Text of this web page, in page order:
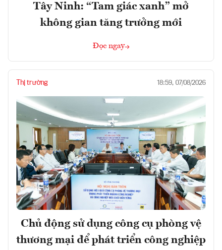
Tây Ninh: “Tam giác xanh” mở
không gian tăng trưởng mới
Đọc ngay
Thị trường 18:59, 07/08/2026
Chủ động sử dụng công cụ phòng vệ
thương mại để phát triển công nghiệp